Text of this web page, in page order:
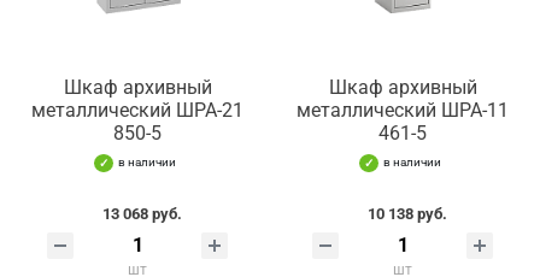
Шкаф архивный
металлический ШРА-21
850-5
в наличии
13 068 руб.
шт
Шкаф архивный
металлический ШРА-11
461-5
в наличии
10 138 руб.
шт